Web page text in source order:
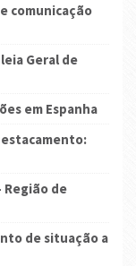
comunicação
Geral de
em Espanha
Região de
de situação a